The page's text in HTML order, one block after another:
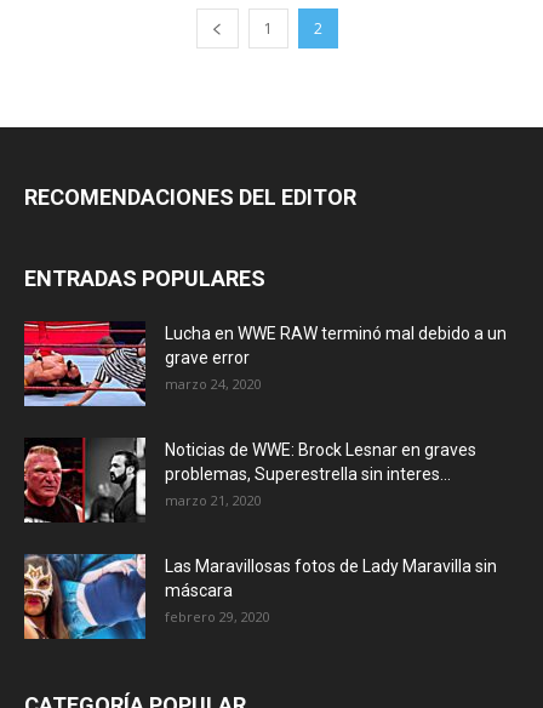
1 2
RECOMENDACIONES DEL EDITOR
ENTRADAS POPULARES
Lucha en WWE RAW terminó mal debido a un
grave error
marzo 24, 2020
Noticias de WWE: Brock Lesnar en graves
problemas, Superestrella sin interes...
marzo 21, 2020
Las Maravillosas fotos de Lady Maravilla sin
máscara
febrero 29, 2020